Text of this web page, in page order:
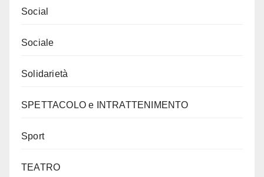
Social
Sociale
Solidarietà
SPETTACOLO e INTRATTENIMENTO
Sport
TEATRO